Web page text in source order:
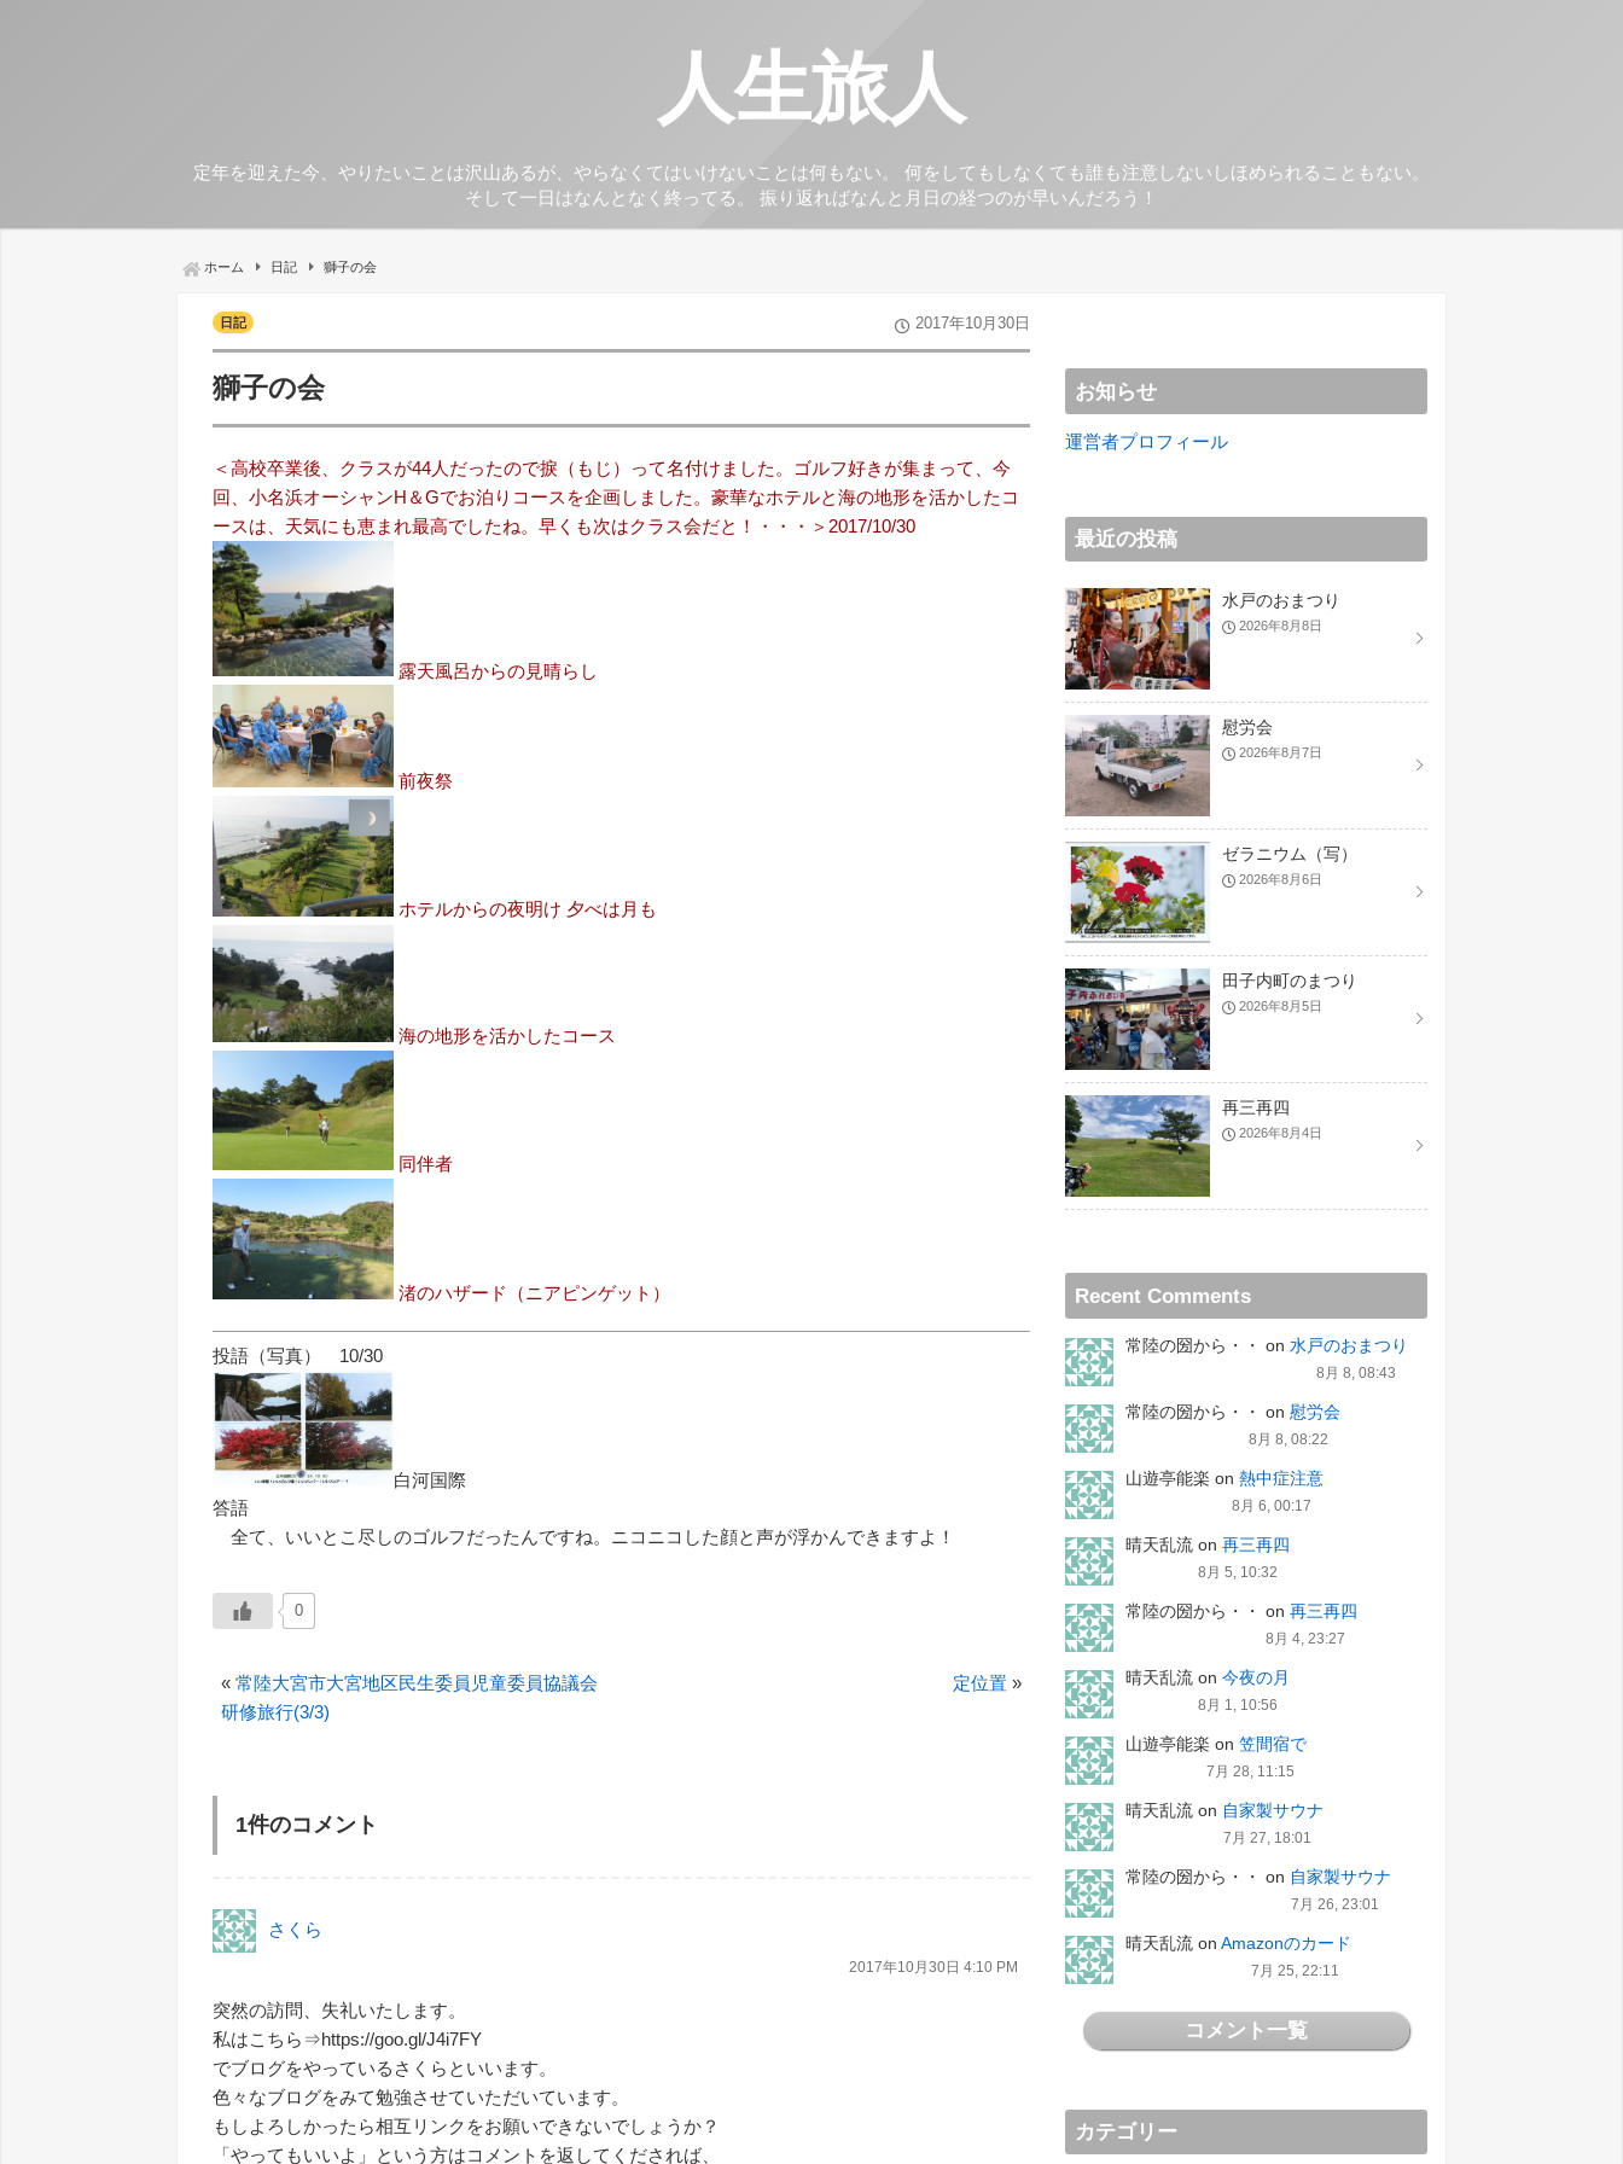
人生旅人
定年を迎えた今、やりたいことは沢山あるが、やらなくてはいけないことは何もない。 何をしてもしなくても誰も注意しないしほめられることもない。
そして一日はなんとなく終ってる。 振り返ればなんと月日の経つのが早いんだろう！
ホーム 日記 獅子の会
日記 2017年10月30日
獅子の会
＜高校卒業後、クラスが44人だったので捩（もじ）って名付けました。ゴルフ好きが集まって、今
回、小名浜オーシャンH＆Gでお泊りコースを企画しました。豪華なホテルと海の地形を活かしたコ
ースは、天気にも恵まれ最高でしたね。早くも次はクラス会だと！・・・＞2017/10/30
露天風呂からの見晴らし
前夜祭
ホテルからの夜明け 夕べは月も
海の地形を活かしたコース
同伴者
渚のハザード（ニアピンゲット）
投語（写真） 10/30
白河国際
答語
全て、いいとこ尽しのゴルフだったんですね。ニコニコした顔と声が浮かんできますよ！
0
«常陸大宮市大宮地区民生委員児童委員協議会
研修旅行(3/3)
定位置»
1件のコメント
さくら
2017年10月30日 4:10 PM
突然の訪問、失礼いたします。
私はこちら⇒https://goo.gl/J4i7FY
でブログをやっているさくらといいます。
色々なブログをみて勉強させていただいています。
もしよろしかったら相互リンクをお願いできないでしょうか？
「やってもいいよ」という方はコメントを返してくだされば、
お知らせ
運営者プロフィール
最近の投稿
水戸のおまつり
2026年8月8日
慰労会
2026年8月7日
ゼラニウム（写）
2026年8月6日
田子内町のまつり
2026年8月5日
再三再四
2026年8月4日
Recent Comments
常陸の圀から・・ on 水戸のおまつり
8月 8, 08:43
常陸の圀から・・ on 慰労会
8月 8, 08:22
山遊亭能楽 on 熱中症注意
8月 6, 00:17
晴天乱流 on 再三再四
8月 5, 10:32
常陸の圀から・・ on 再三再四
8月 4, 23:27
晴天乱流 on 今夜の月
8月 1, 10:56
山遊亭能楽 on 笠間宿で
7月 28, 11:15
晴天乱流 on 自家製サウナ
7月 27, 18:01
常陸の圀から・・ on 自家製サウナ
7月 26, 23:01
晴天乱流 on Amazonのカード
7月 25, 22:11
コメント一覧
カテゴリー